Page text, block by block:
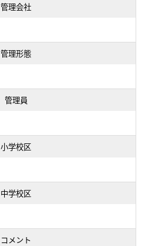
管理会社
管理形態
管理員
小学校区
中学校区
コメント